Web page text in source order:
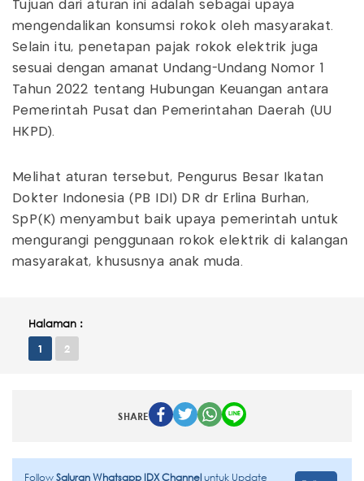
Tujuan dari aturan ini adalah sebagai upaya
mengendalikan konsumsi rokok oleh masyarakat.
Selain itu, penetapan pajak rokok elektrik juga
sesuai dengan amanat Undang-Undang Nomor 1
Tahun 2022 tentang Hubungan Keuangan antara
Pemerintah Pusat dan Pemerintahan Daerah (UU
HKPD).
Melihat aturan tersebut, Pengurus Besar Ikatan
Dokter Indonesia (PB IDI) DR dr Erlina Burhan,
SpP(K) menyambut baik upaya pemerintah untuk
mengurangi penggunaan rokok elektrik di kalangan
masyarakat, khususnya anak muda.
Halaman :
1 2
SHARE
FollowSaluran Whatsapp IDX Channeluntuk Update